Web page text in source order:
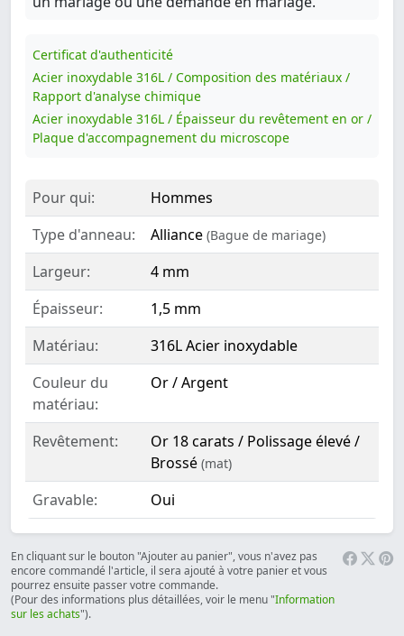
Certificat d'authenticité
Acier inoxydable 316L / Composition des matériaux /
Rapport d'analyse chimique
Acier inoxydable 316L / Épaisseur du revêtement en or /
Plaque d'accompagnement du microscope
Pour qui:
Hommes
Type d'anneau:
Alliance (Bague de mariage)
Largeur:
4 mm
Épaisseur:
1,5 mm
Matériau:
316L Acier inoxydable
Couleur du
matériau:
Or / Argent
Revêtement:
Or 18 carats / Polissage élevé /
Brossé (mat)
Gravable: Oui
En cliquant sur le bouton "Ajouter au panier", vous n'avez pas
encore commandé l'article, il sera ajouté à votre panier et vous
pourrez ensuite passer votre commande.
(Pour des informations plus détaillées, voir le menu "Information
sur les achats").